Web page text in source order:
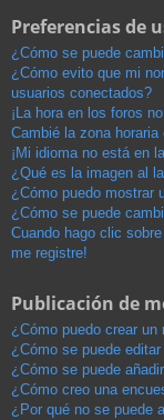
Preferencias de
¿Cómo se puede
¿Cómo evito que mi
usuarios conectados?
¡La hora en los foros
Cambié la zona
¡Mi idioma no está en
¿Qué es la imagen al
¿Cómo puedo mostrar
¿Cómo se puede
Cuando hago clic
me registre!
Publicación de
¿Cómo puedo crear
¿Cómo se puede
¿Cómo se puede
¿Cómo creo una
¿Por qué no se puede